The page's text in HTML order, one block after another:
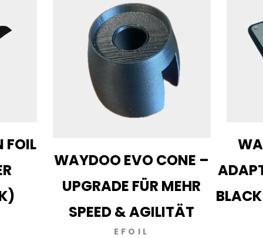
FOIL
WAYDOO EVO CONE –
UPGRADE FÜR MEHR
SPEED & AGILITÄT
EFOIL